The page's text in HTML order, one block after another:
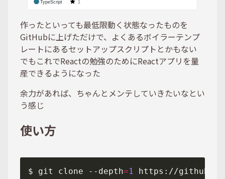
作ったといっても最低限動く状態なったものを
GitHubに上げただけで、よくあるボイラーテンプ
レートにあるセットアップスクリプトとかもない
でもこれでReactの勉強のためにReactアプリを量
産できるようになった
余力があれば、ちゃんとメンテしていきたいなとい
う感じ
使い方
$ git clone --depth=1